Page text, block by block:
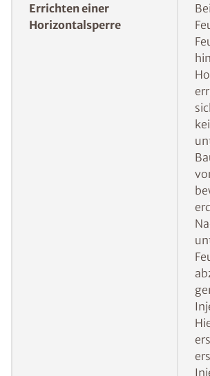
Feuchtigkeitsursache bestehen
Möglichkeiten, um einen feuchten
Wohnraum nachträglich abzudichten
weiteres Eindringen von Feuchtigkeit